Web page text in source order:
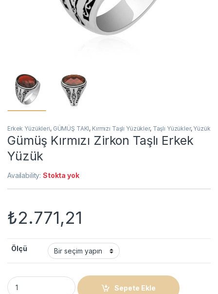
Erkek Yüzükleri, GÜMÜŞ TAKI, Kırmızı Taşlı Yüzükler, Taşlı Yüzükler, Yüzük
Gümüş Kırmızı Zirkon Taşlı Erkek
Yüzük
Availability:Stokta yok
₺2.771,21
Ölçü
Gümüş Kırmızı Zirkon Taşlı Erkek Yüzük quantity
Sepete Ekle